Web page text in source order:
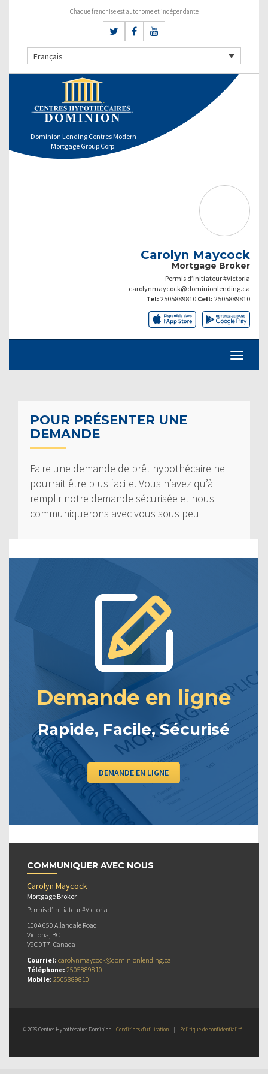
Chaque franchise est autonome et indépendante
Français
Dominion Lending Centres Modern
Mortgage Group Corp.
Carolyn Maycock
Mortgage Broker
Permis d’initiateur #Victoria
carolynmaycock@dominionlending.ca
Tel: 2505889810 Cell: 2505889810
POUR PRÉSENTER UNE
DEMANDE
Faire une demande de prêt hypothécaire ne
pourrait être plus facile. Vous n’avez qu’à
remplir notre demande sécurisée et nous
communiquerons avec vous sous peu
Demande en ligne
Rapide, Facile, Sécurisé
DEMANDE EN LIGNE
COMMUNIQUER AVEC NOUS
Carolyn Maycock
Mortgage Broker
Permis d’initiateur #Victoria
100A 650 Allandale Road
Victoria, BC
V9C 0T7, Canada
Courriel: carolynmaycock@dominionlending.ca
Téléphone: 2505889810
Mobile: 2505889810
© 2026 Centres Hypothécaires Dominion Conditions d’utilisation | Politique de confidentialité